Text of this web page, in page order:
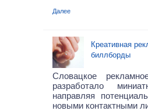
Далее
Креативная
биллборды
Словацкое
разработало
направляя
новыми контактными